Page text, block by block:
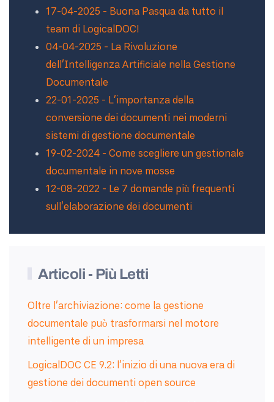
17-04-2025 - Buona Pasqua da tutto il
team di LogicalDOC!
04-04-2025 - La Rivoluzione
dell’Intelligenza Artificiale nella Gestione
Documentale
22-01-2025 - L'importanza della
conversione dei documenti nei moderni
sistemi di gestione documentale
19-02-2024 - Come scegliere un gestionale
documentale in nove mosse
12-08-2022 - Le 7 domande più frequenti
sull'elaborazione dei documenti
Articoli - Più Letti
Oltre l’archiviazione: come la gestione
documentale può trasformarsi nel motore
intelligente di un impresa
LogicalDOC CE 9.2: l'inizio di una nuova era di
gestione dei documenti open source